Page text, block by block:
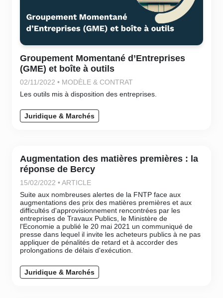
Groupement Momentané d’Entreprises
(GME) et boîte à outils
02/11/2022 • MODÈLE & CONTRAT
Les outils mis à disposition des entreprises.
Juridique & Marchés
Augmentation des matières premières : la
réponse de Bercy
15/02/2022 • ARTICLE
Suite aux nombreuses alertes de la FNTP face aux
augmentations des prix des matières premières et aux
difficultés d'approvisionnement rencontrées par les
entreprises de Travaux Publics, le Ministère de
l'Economie a publié le 20 mai 2021 un communiqué de
presse dans lequel il invite les acheteurs publics à ne pas
appliquer de pénalités de retard et à accorder des
prolongations de délais d'exécution.
Juridique & Marchés